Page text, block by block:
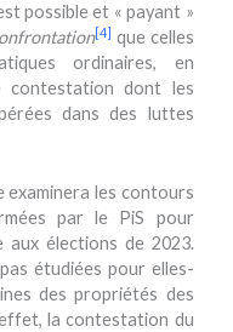
possible et « payant »
[4] que celles
ordinaires, en
contestation dont les
dans des luttes
examinera les contours
par le PiS pour
élections de 2023.
étudiées pour elles-
des propriétés des
la contestation du